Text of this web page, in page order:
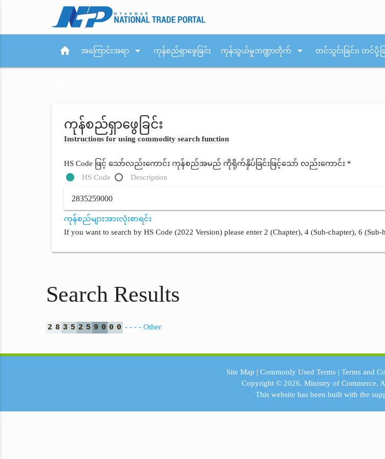
home အကြောင်းအရာ arrow_drop_down ကုန်စည်ရှာဖွေခြင်း ကုန်သွယ်မှုဘဏ္ဍာတိုက် arrow_drop_down တင်သွင်းခြင်း၊ တင်ပို့
ကုန်စည်ရှာဖွေခြင်း
Instructions for using commodity search function
HS Code ဖြင့် သော်လည်းကောင်း ကုန်စည်အမည် ကိုရိုက်နှိပ်ခြင်းဖြင့်သော် လည်းကောင်း *
HS Code
Description
ကုန်စည်များအားလုံးစာရင်း
If you want to search by HS Code (2022 Version) please enter 2 (Chapter), 4 (Sub-chapter), 6
Search Results
2 8 3 5 2 5 9 0 0 0 - - - - Other
Site Map | Commonly Used Terms| Terms and
Copyright © 2026.Ministry of Commerce.
This website has been built with the